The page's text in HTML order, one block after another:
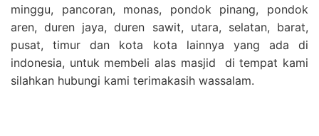
minggu, pancoran, monas, pondok pinang, pondok
aren, duren jaya, duren sawit, utara, selatan, barat,
pusat, timur dan kota kota lainnya yang ada di
indonesia, untuk membeli alas masjid di tempat kami
silahkan hubungi kami terimakasih wassalam.